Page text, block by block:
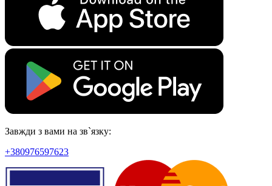
Завжди з вами на зв`язку:
+380976597623